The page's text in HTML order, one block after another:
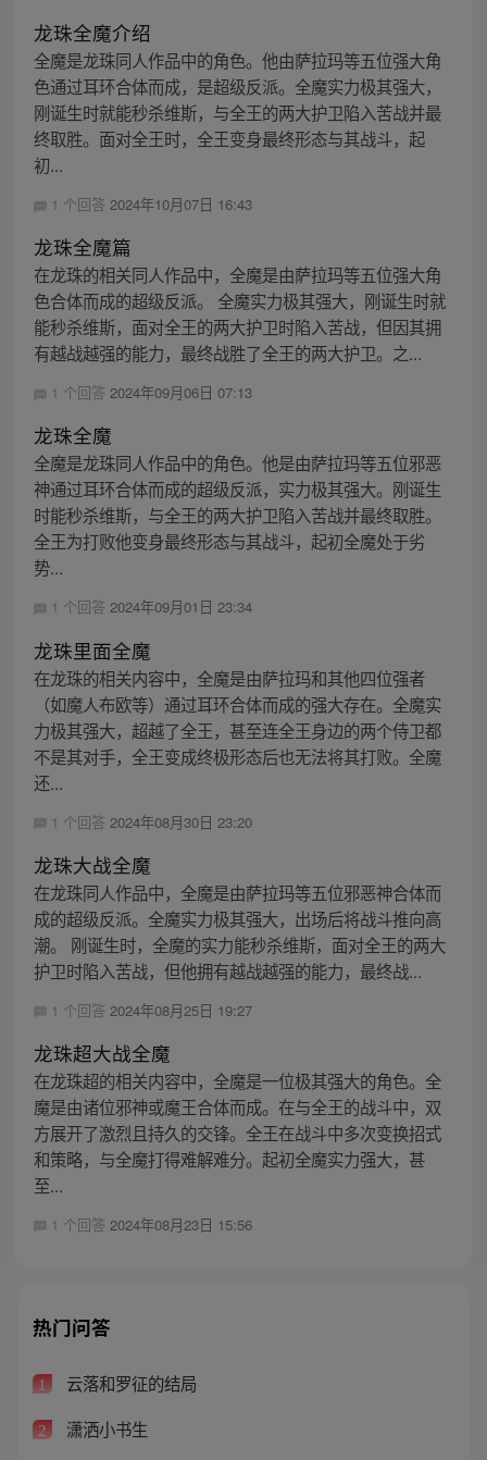
龙珠全魔介绍
全魔是龙珠同人作品中的角色。他由萨拉玛等五位强大角
色通过耳环合体而成，是超级反派。全魔实力极其强大，
刚诞生时就能秒杀维斯，与全王的两大护卫陷入苦战并最
终取胜。面对全王时，全王变身最终形态与其战斗，起
初...
1 个回答 2024年10月07日 16:43
龙珠全魔篇
在龙珠的相关同人作品中，全魔是由萨拉玛等五位强大角
色合体而成的超级反派。 全魔实力极其强大，刚诞生时就
能秒杀维斯，面对全王的两大护卫时陷入苦战，但因其拥
有越战越强的能力，最终战胜了全王的两大护卫。之...
1 个回答 2024年09月06日 07:13
龙珠全魔
全魔是龙珠同人作品中的角色。他是由萨拉玛等五位邪恶
神通过耳环合体而成的超级反派，实力极其强大。刚诞生
时能秒杀维斯，与全王的两大护卫陷入苦战并最终取胜。
全王为打败他变身最终形态与其战斗，起初全魔处于劣
势...
1 个回答 2024年09月01日 23:34
龙珠里面全魔
在龙珠的相关内容中，全魔是由萨拉玛和其他四位强者
（如魔人布欧等）通过耳环合体而成的强大存在。全魔实
力极其强大，超越了全王，甚至连全王身边的两个侍卫都
不是其对手，全王变成终极形态后也无法将其打败。全魔
还...
1 个回答 2024年08月30日 23:20
龙珠大战全魔
在龙珠同人作品中，全魔是由萨拉玛等五位邪恶神合体而
成的超级反派。全魔实力极其强大，出场后将战斗推向高
潮。 刚诞生时，全魔的实力能秒杀维斯，面对全王的两大
护卫时陷入苦战，但他拥有越战越强的能力，最终战...
1 个回答 2024年08月25日 19:27
龙珠超大战全魔
在龙珠超的相关内容中，全魔是一位极其强大的角色。全
魔是由诸位邪神或魔王合体而成。在与全王的战斗中，双
方展开了激烈且持久的交锋。全王在战斗中多次变换招式
和策略，与全魔打得难解难分。起初全魔实力强大，甚
至...
1 个回答 2024年08月23日 15:56
热门问答
1 云落和罗征的结局
2 潇洒小书生